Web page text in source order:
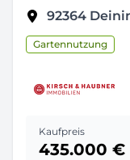
92364
Gartennutzung
Kaufpreis
435.000 €